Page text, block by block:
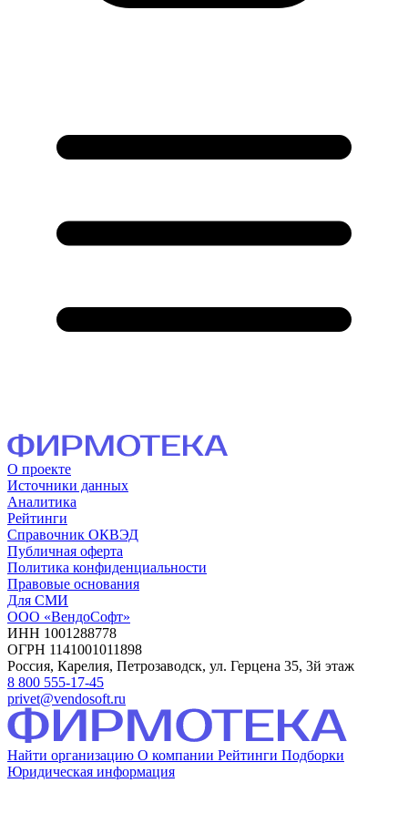
О проекте
Источники данных
Аналитика
Рейтинги
Справочник ОКВЭД
Публичная оферта
Политика конфиденциальности
Правовые основания
Для СМИ
ООО «ВендоСофт»
ИНН 1001288778
ОГРН 1141001011898
Россия, Карелия, Петрозаводск, ул. Герцена 35, 3й этаж
8 800 555-17-45
privet@vendosoft.ru
Найти организацию О компании Рейтинги Подборки
Юридическая информация